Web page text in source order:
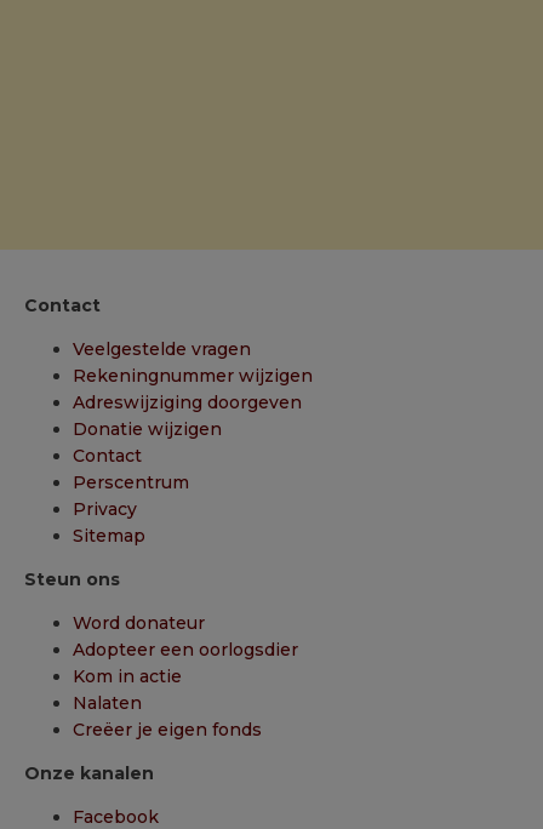
Contact
Veelgestelde vragen
Rekeningnummer wijzigen
Adreswijziging doorgeven
Donatie wijzigen
Contact
Perscentrum
Privacy
Sitemap
Steun ons
Word donateur
Adopteer een oorlogsdier
Kom in actie
Nalaten
Creëer je eigen fonds
Onze kanalen
Facebook